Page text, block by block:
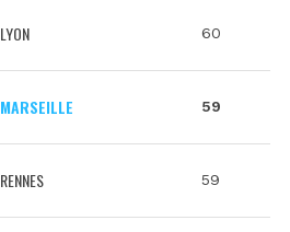
LYON 60
MARSEILLE 59
RENNES 59